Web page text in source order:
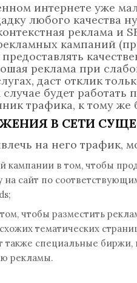
интернете уже
любого качества
реклама и
кампаний
реклама при
даст отклик
будет работать
трафика, к тому же
В СЕТИ
на него трафик,
кампании в том, чтобы
на сайт по
чтобы разместить
тематических
специальные
рекламы.